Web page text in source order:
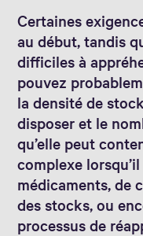
Certaines
au début, tandis
difficiles à
pouvez
la densité de
disposer et le
qu’elle peut
complexe
médicaments, de
des stocks, ou
processus de